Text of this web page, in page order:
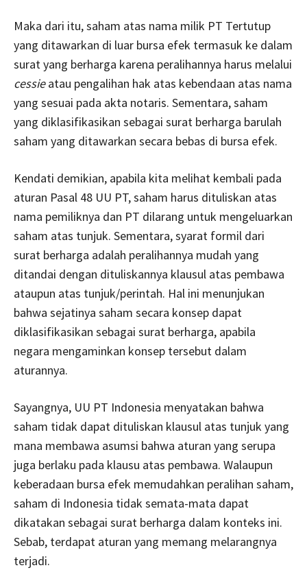
Maka dari itu, saham atas nama milik PT Tertutup
yang ditawarkan di luar bursa efek termasuk ke dalam
surat yang berharga karena peralihannya harus melalui
cessieatau pengalihan hak atas kebendaan atas nama
yang sesuai pada akta notaris. Sementara, saham
yang diklasifikasikan sebagai surat berharga barulah
saham yang ditawarkan secara bebas di bursa efek.
Kendati demikian, apabila kita melihat kembali pada
aturan Pasal 48 UU PT, saham harus dituliskan atas
nama pemiliknya dan PT dilarang untuk mengeluarkan
saham atas tunjuk. Sementara, syarat formil dari
surat berharga adalah peralihannya mudah yang
ditandai dengan dituliskannya klausul atas pembawa
ataupun atas tunjuk/perintah. Hal ini menunjukan
bahwa sejatinya saham secara konsep dapat
diklasifikasikan sebagai surat berharga, apabila
negara mengaminkan konsep tersebut dalam
aturannya.
Sayangnya, UU PT Indonesia menyatakan bahwa
saham tidak dapat dituliskan klausul atas tunjuk yang
mana membawa asumsi bahwa aturan yang serupa
juga berlaku pada klausu atas pembawa. Walaupun
keberadaan bursa efek memudahkan peralihan saham,
saham di Indonesia tidak semata-mata dapat
dikatakan sebagai surat berharga dalam konteks ini.
Sebab, terdapat aturan yang memang melarangnya
terjadi.